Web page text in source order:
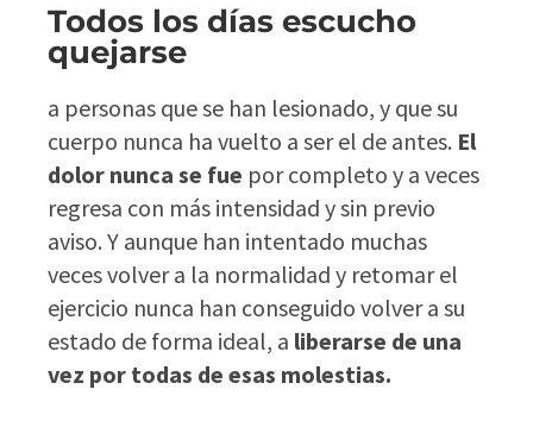
Todos los días escucho
quejarse
a personas que se han lesionado, y que su
cuerpo nunca ha vuelto a ser el de antes. El
dolor nunca se fue por completo y a veces
regresa con más intensidad y sin previo
aviso. Y aunque han intentado muchas
veces volver a la normalidad y retomar el
ejercicio nunca han conseguido volver a su
estado de forma ideal, a liberarse de una
vez por todas de esas molestias.